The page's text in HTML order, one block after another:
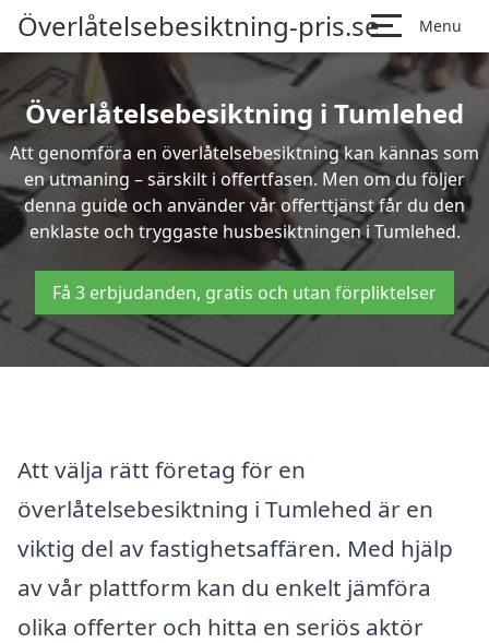
Överlåtelsebesiktning-pris.se Menu
Överlåtelsebesiktning i Tumlehed
Att genomföra en överlåtelsebesiktning kan kännas som
en utmaning – särskilt i offertfasen. Men om du följer
denna guide och använder vår offerttjänst får du den
enklaste och tryggaste husbesiktningen i Tumlehed.
Få 3 erbjudanden, gratis och utan förpliktelser
Att välja rätt företag för en
överlåtelsebesiktning i Tumlehed är en
viktig del av fastighetsaffären. Med hjälp
av vår plattform kan du enkelt jämföra
olika offerter och hitta en seriös aktör